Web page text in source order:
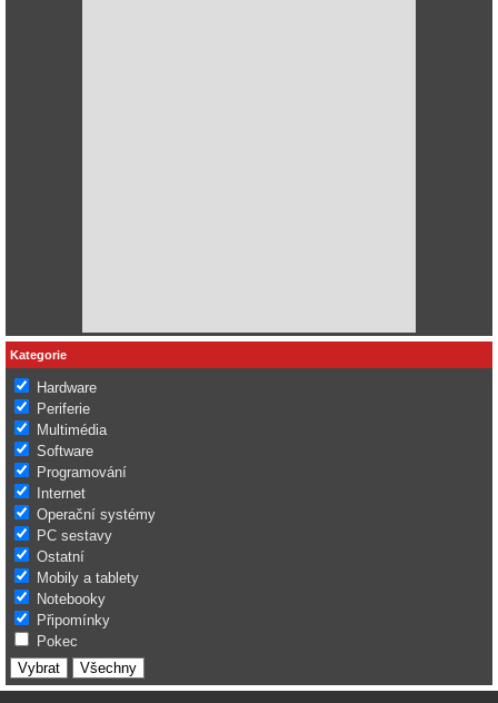
Kategorie
Hardware
Periferie
Multimédia
Software
Programování
Internet
Operační systémy
PC sestavy
Ostatní
Mobily a tablety
Notebooky
Připomínky
Pokec